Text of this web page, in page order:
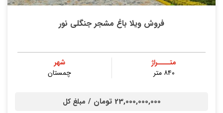
فروش ویلا باغ مشجر جنگلی نور
متــــراژ
۸۴۰ متر
شهر
چمستان
23,000,000,000 تومان / مبلغ کل